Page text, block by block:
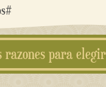
razones para